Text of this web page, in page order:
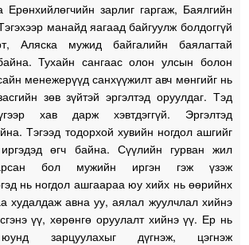
Ерөнхийлөгчийн зарлиг гаргаж, Баялгийн
манайд яагаад байгуулж болдоггүй
Аляска мужид байгалийн баялагтай
Тухайн сангаас олон улсын болон
менежерүүд санхүүжилт авч мөнгийг нь
зөв зүйтэй эргэлтэд оруулдаг. Тэд
хав дарж хэвтдэггүй. Эргэлтэд
Тэгээд тодорхой хувийн ногдол ашгийг
өгч байна. Сүүлийн гурван жил
бол мужийн иргэн гэж үзэж
нь ногдол ашгаараа юу хийх нь өөрийнх
худалдаж авна уу, аялал жуулчлал хийнэ
үү, хөрөнгө оруулалт хийнэ үү. Ер нь
зарцуулахыг дүгнэж, цэгнэж